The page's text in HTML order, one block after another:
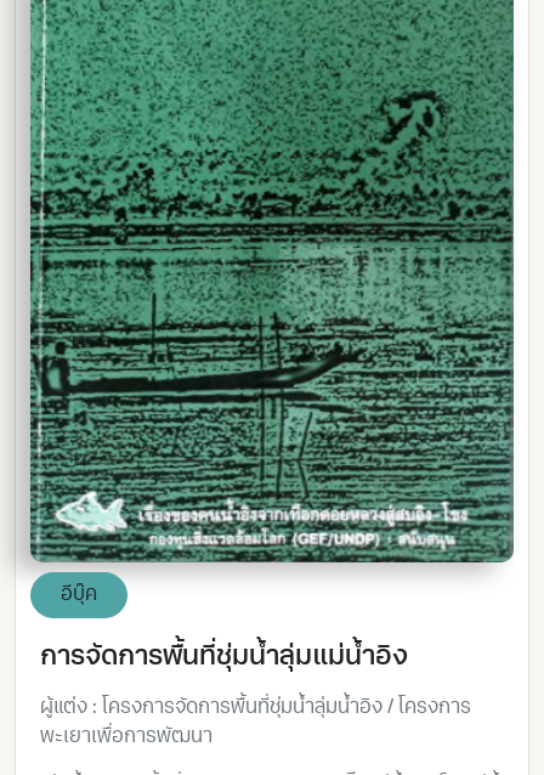
อีบุ๊ค
การจัดการพื้นที่ชุ่มน้ำลุ่มแม่น้ำอิง
ผู้แต่ง : โครงการจัดการพื้นที่ชุ่มน้ำลุ่มน้ำอิง / โครงการ
พะเยาเพื่อการพัฒนา